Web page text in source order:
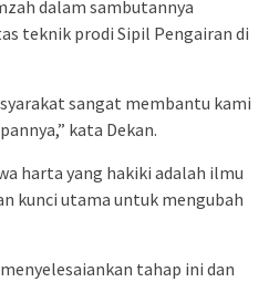
dalam sambutannya
teknik prodi Sipil Pengairan di
sangat membantu kami
kata Dekan.
harta yang hakiki adalah ilmu
kunci utama untuk mengubah
tahap ini dan